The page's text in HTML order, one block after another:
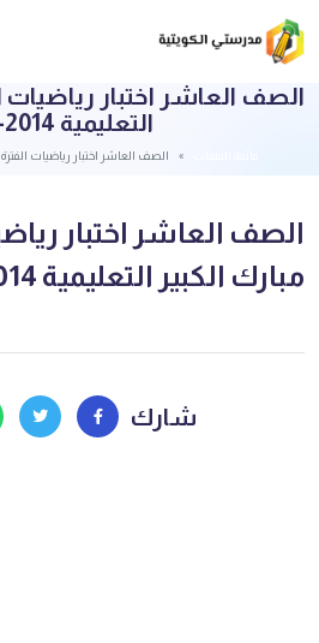
التعليمية 2014-2015
الصف العاشر اختبار رياضيات الفترة 1 مبارك الكبير التعليمية 2014-2015
مبارك الكبير التعليمية 2014-2015
شارك